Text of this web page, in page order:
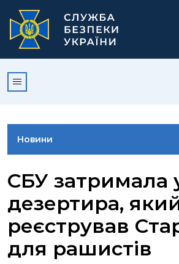
Новини
ВІДЕОГАЛЕРЕЯ
КОНТАКТИ ПРЕСЦЕНТРУ
СБУ затримала
дезертира,
реєстрував
для рашистів